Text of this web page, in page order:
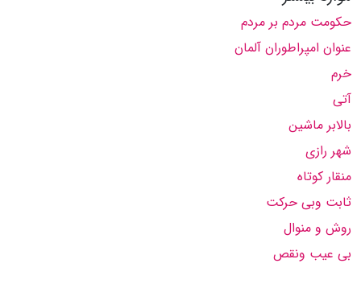
حكومت مردم بر مردم
عنوان امپراطوران آلمان
خرم
آتی
بالابر ماشین
شهر رازی
منقار كوتاه
ثابت وبی حركت
روش و منوال
بی عیب ونقص